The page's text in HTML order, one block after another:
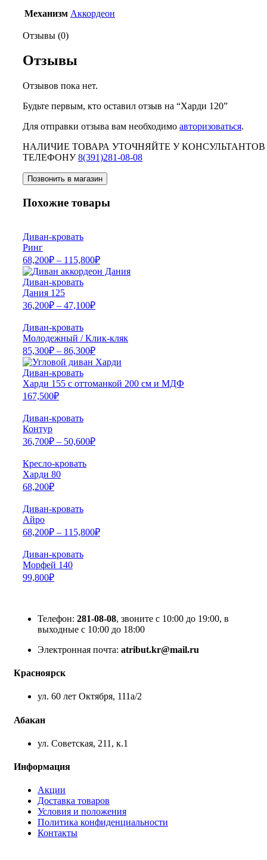
Механизм Аккордеон
Отзывы (0)
Отзывы
Отзывов пока нет.
Будьте первым, кто оставил отзыв на “Харди 120”
Для отправки отзыва вам необходимо авторизоваться.
НАЛИЧИЕ ТОВАРА УТОЧНЯЙТЕ У
ТЕЛЕФОНУ8(391)281-08-08
Позвонить в магазин
Похожие товары
Диван-кровать
Ринг
68,200₽ – 115,800₽
Диван-кровать
Дания 125
36,200₽ – 47,100₽
Диван-кровать
Молодежный / Клик-кляк
85,300₽ – 86,300₽
Диван-кровать
Харди 155 с оттоманкой 200 см и МДФ
167,500₽
Диван-кровать
Контур
36,700₽ – 50,600₽
Кресло-кровать
Харди 80
68,200₽
Диван-кровать
Айро
68,200₽ – 115,800₽
Диван-кровать
Морфей 140
99,800₽
Телефон: 281-08-08, звоните с 10:00 до 19:00, в
выходные с 10:00 до 18:00
Электронная почта: atribut.kr@mail.ru
Красноярск
ул. 60 лет Октября, 111а/2
Абакан
ул. Советская, 211, к.1
Информация
Акции
Доставка товаров
Условия и положения
Политика конфиденциальности
Контакты